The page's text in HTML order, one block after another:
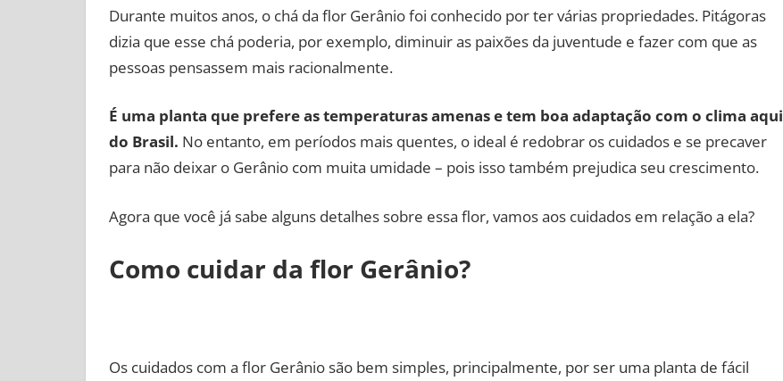
Durante muitos anos, o chá da flor Gerânio foi conhecido por ter várias propriedades. Pitágoras
dizia que esse chá poderia, por exemplo, diminuir as paixões da juventude e fazer com que as
pessoas pensassem mais racionalmente.
É uma planta que prefere as temperaturas amenas e tem boa adaptação com o clima aqui
do Brasil. No entanto, em períodos mais quentes, o ideal é redobrar os cuidados e se precaver
para não deixar o Gerânio com muita umidade – pois isso também prejudica seu crescimento.
Agora que você já sabe alguns detalhes sobre essa flor, vamos aos cuidados em relação a ela?
Como cuidar da flor Gerânio?
Os cuidados com a flor Gerânio são bem simples, principalmente, por ser uma planta de fácil